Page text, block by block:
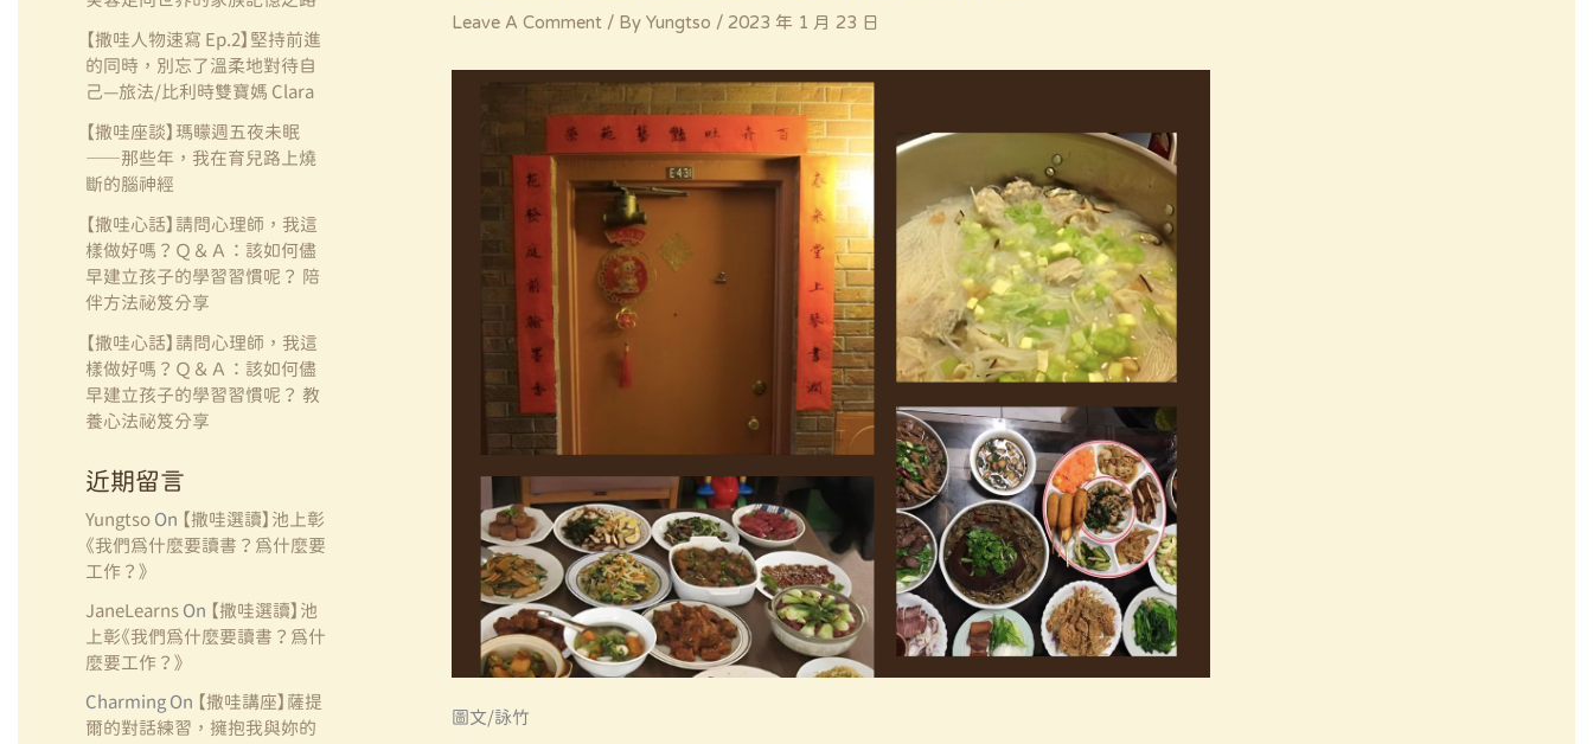
【撒哇人物速寫 Ep.2】堅持前進
的同時，別忘了溫柔地對待自
己—旅法/比利時雙寶媽 Clara
【撒哇座談】瑪矇週五夜未眠
——那些年，我在育兒路上燒
斷的腦神經
【撒哇心話】請問心理師，我這
樣做好嗎？Ｑ＆Ａ：該如何儘
早建立孩子的學習習慣呢？ 陪
伴方法祕笈分享
【撒哇心話】請問心理師，我這
樣做好嗎？Ｑ＆Ａ：該如何儘
早建立孩子的學習習慣呢？ 教
養心法祕笈分享
近期留言
Yungtso On 【撒哇選讀】池上彰
《我們為什麼要讀書？為什麼要
工作？》
JaneLearns On 【撒哇選讀】池
上彰《我們為什麼要讀書？為什
麼要工作？》
Charming On 【撒哇講座】薩提
爾的對話練習，擁抱我與妳的
Leave A Comment / By Yungtso / 2023 年 1 月 23 日
圖文/詠竹